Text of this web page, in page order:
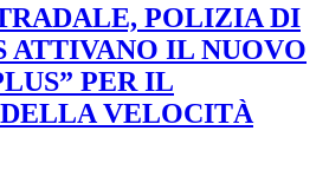
POLIZIA DI
ATTIVANO IL NUOVO
PER IL
VELOCITÀ